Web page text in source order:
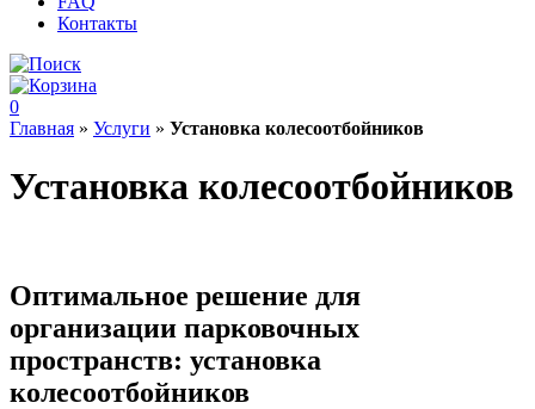
Контакты
0
Главная » Услуги » Установка колесоотбойников
Установка колесоотбойников
Оптимальное решение для
организации парковочных
пространств: установка
колесоотбойников